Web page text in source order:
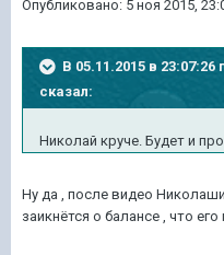
Опубликовано: 5 ноя 2015,
В 05.11.2015 в
сказал:
Николай круче. Будет и
Ну да , после видео
заикнётся о балансе , что